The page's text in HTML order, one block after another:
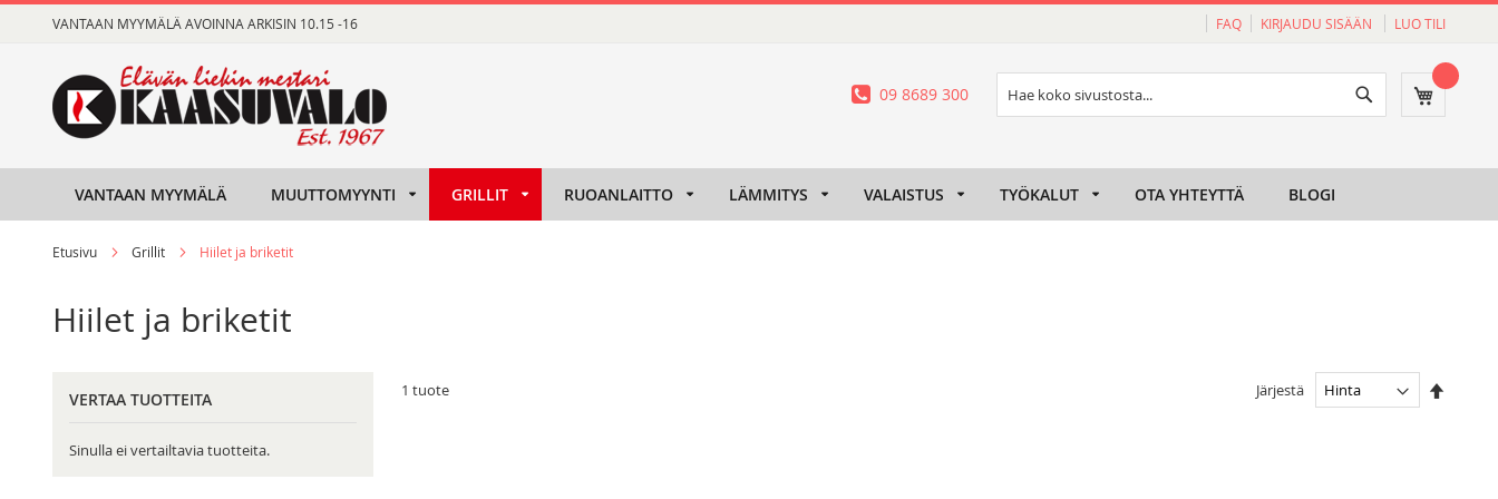
to
VANTAAN MYYMÄLÄ AVOINNA ARKISIN 10.15 -16 FAQ KIRJAUDU SISÄÄN LUO TILI
Ostoskori
Haku
09 8689 300
VANTAAN MYYMÄLÄ MUUTTOMYYNTI GRILLIT RUOANLAITTO LÄMMITYS VALAISTUS TYÖKALUT OTA YHTEYTTÄ BLOGI
Etusivu Grillit Hiilet ja briketit
Hiilet ja briketit
1 tuote Järjestä
VERTAA TUOTTEITA
Sinulla ei vertailtavia tuotteita.